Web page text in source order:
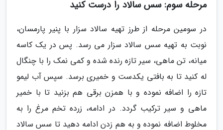
مرحله سوم: سس سالاد را درست کنید
در سومین مرحله از طرز تهیه سالاد سزار با پنیر پارمسان،
نوبت به تهیه سس سالاد سزار می رسد. پس در یک کاسه
میانه، تن ماهی، سیر تازه رنده شده و کمی نمک را با چنگال
له کنید تا به بافتی یکدست و خمیری برسد. سپس آب لیمو
تازه را اضافه نموده و با همزن برقی هم بزنید تا با خمیر
ماهی و سیر ترکیب گردد. در ادامه، زرده تخم مرغ را به
مخلوط اضافه نموده و به هم زدن ادامه دهید تا سس سالاد